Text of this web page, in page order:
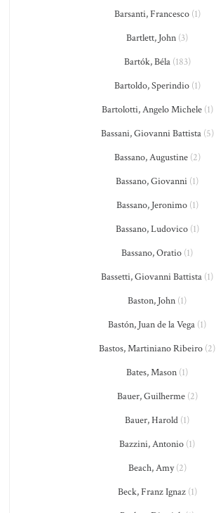
Barsanti, Francesco(1)
Bartlett, John (3)
Bartók, Béla(183)
Bartoldo, Sperindio(1)
Bartolotti, Angelo Michele(1)
Bassani, Giovanni Battista(5)
Bassano, Augustine(2)
Bassano, Giovanni (1)
Bassano, Jeronimo(1)
Bassano, Ludovico(1)
Bassano, Oratio (1)
Bassetti, Giovanni Battista (1)
Baston, John (1)
Bastón, Juan de la Vega (1)
Bastos, Martiniano Ribeiro (2)
Bates, Mason (1)
Bauer, Guilherme(2)
Bauer, Harold (1)
Bazzini, Antonio (1)
Beach, Amy(2)
Beck, Franz Ignaz(1)